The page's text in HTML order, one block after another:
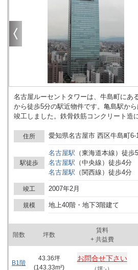
名古屋ルーセントタワーは、牛島町にあ
から徒歩5分の駅近物件です。亀島駅か
竣工しました。鉄骨鉄筋コンクリート造
業できます。床下にケーブルを入れる
た空間です。駐車場があります。店舗や
辺に飲食店やコンビニがあり、急用時も
ングに近いため、車が利用しやすい環境
り、見通しの良い場所です。駅前付近の
なエリアです。
住所 愛知県名古屋市 西区牛島町6-
駅徒歩
名古屋駅 （東海道本線 ） 徒歩5
名古屋駅 （中央線 ） 徒歩4分
名古屋駅 （ 関西線 ） 徒歩4分
竣工 2007年2月
規模 地上40階・地下3階建て
階数 坪数
賃料
+ 共益費
B1階
43.36坪
(143.33m²)
お問合せ下さい